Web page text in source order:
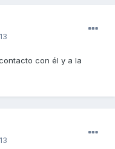
con él y a la